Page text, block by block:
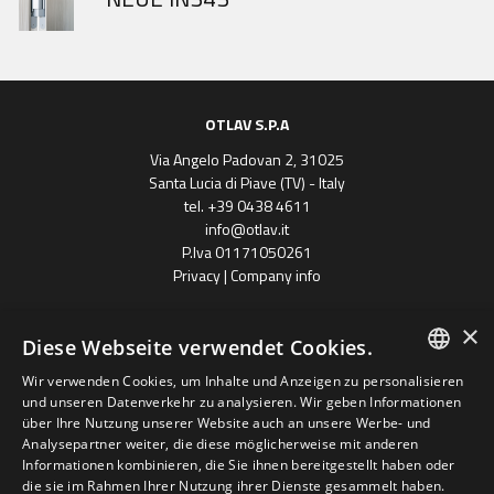
OTLAV S.P.A
Via Angelo Padovan 2, 31025
Santa Lucia di Piave (TV) - Italy
tel. +39 0438 4611
info@otlav.it
P.Iva 01171050261
Privacy|Company info
Progetto finanziato
con il POR FESR 2014 - 2020
Regione Veneto
ENGLISH
SPANISH
FRENCH
×
Diese Webseite verwendet Cookies.
Wir verwenden Cookies, um Inhalte und Anzeigen zu personalisieren
und unseren Datenverkehr zu analysieren. Wir geben Informationen
über Ihre Nutzung unserer Website auch an unsere Werbe- und
Analysepartner weiter, die diese möglicherweise mit anderen
Informationen kombinieren, die Sie ihnen bereitgestellt haben oder
die sie im Rahmen Ihrer Nutzung ihrer Dienste gesammelt haben.